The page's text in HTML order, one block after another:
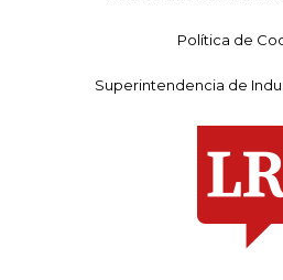
Política de
Superintendencia de